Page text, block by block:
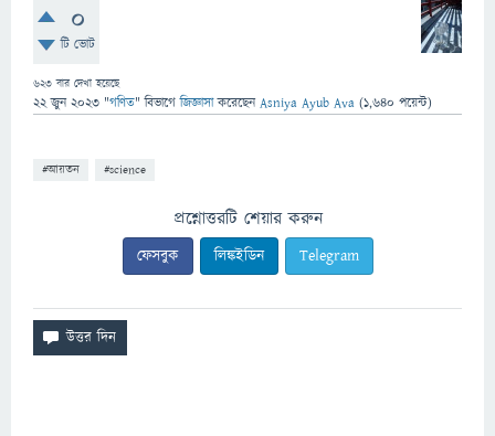
0
টি ভোট
623 বার দেখা হয়েছে
22 জুন 2023 "গণিত" বিভাগে জিজ্ঞাসাকরেছেনAsniya Ayub Ava (1,640 পয়েন্ট)
#আয়তন #science
প্রশ্নোত্তরটি শেয়ার করুন
ফেসবুক লিঙ্কইডিন Telegram